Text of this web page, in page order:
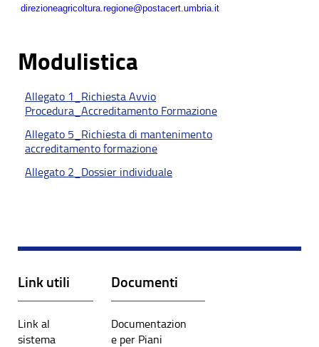
direzioneagricoltura.regione@postacert.umbria.it
Modulistica
Allegato 1_Richiesta Avvio
Procedura_Accreditamento Formazione
Allegato 5_Richiesta di mantenimento
accreditamento formazione
Allegato 2_Dossier individuale
Link utili
Link al
sistema
Documenti
Documentazion
e per Piani